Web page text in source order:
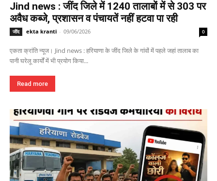
Jind news : जींद जिले में 1240 तालाबों में से 303 पर
अवैध कब्जे, प्रशासन व पंचायतें नहीं हटवा पा रही
जींद ekta kranti - 09/06/2026 0
एकता क्रांति न्यूज। Jind news : हरियाणा के जींद जिले के गांवों में पहले जहां तालाब का
पानी घरेलू कार्यों में भी प्रयोग किया...
Read more